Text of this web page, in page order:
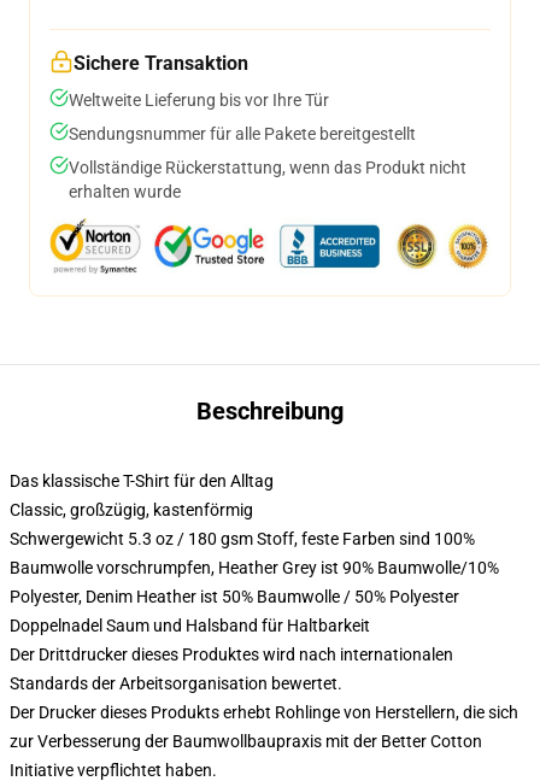
Sichere Transaktion
Weltweite Lieferung bis vor Ihre Tür
Sendungsnummer für alle Pakete bereitgestellt
Vollständige Rückerstattung, wenn das Produkt nicht
erhalten wurde
Beschreibung
Das klassische T-Shirt für den Alltag
Classic, großzügig, kastenförmig
Schwergewicht 5.3 oz / 180 gsm Stoff, feste Farben sind 100%
Baumwolle vorschrumpfen, Heather Grey ist 90% Baumwolle/10%
Polyester, Denim Heather ist 50% Baumwolle / 50% Polyester
Doppelnadel Saum und Halsband für Haltbarkeit
Der Drittdrucker dieses Produktes wird nach internationalen
Standards der Arbeitsorganisation bewertet.
Der Drucker dieses Produkts erhebt Rohlinge von Herstellern, die sich
zur Verbesserung der Baumwollbaupraxis mit der Better Cotton
Initiative verpflichtet haben.